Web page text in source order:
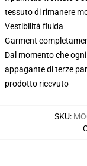
tessuto di rimanere
Vestibilità fluida
Garment
Dal momento che
appagante di terze
prodotto ricevuto
SKU: